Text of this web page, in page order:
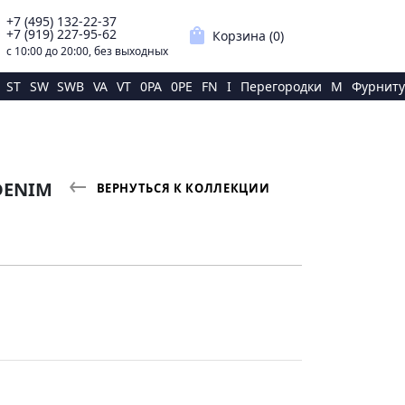
+7 (495) 132-22-37
+7 (919) 227-95-62
с 10:00 до 20:00, без выходных
shopping_bag Корзина (0)
ST SW SWB VA VT 0PA 0PE FN I Перегородки M
ВЕРНУТЬСЯ К КОЛЛЕКЦИИ